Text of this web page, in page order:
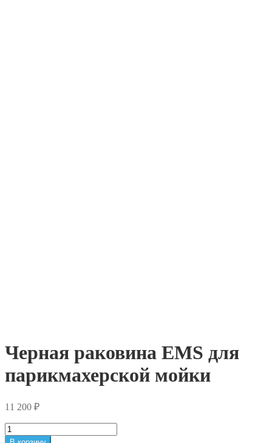
Черная раковина EMS для
парикмахерской мойки
11 200 ₽
Количество
товара